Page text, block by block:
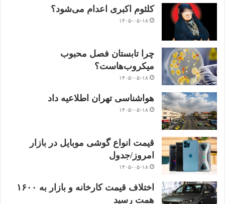
کلثوم اکبری اعدام می‌شود؟
۱۴۰۵-۰۵-۱۸
چرا تابستان فصل محبوب
میکروب‌هاست؟
۱۴۰۵-۰۵-۱۸
هواشناسی تهران اطلاعیه داد
۱۴۰۵-۰۵-۱۸
قیمت انواع گوشی موبایل در بازار
امروز/جدول
۱۴۰۵-۰۵-۱۸
اختلاف قیمت کارخانه و بازار به ۱۶۰۰
همت رسید